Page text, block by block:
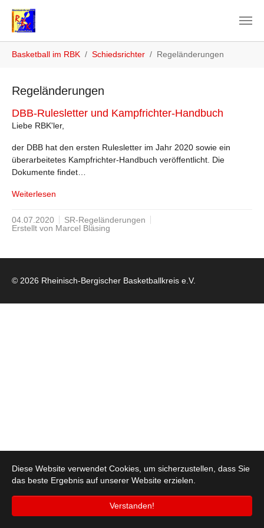
Diese Website verwendet Cookies, um sicherzustellen, dass Sie
das beste Ergebnis auf unserer Website erzielen.
Verstanden!
Basketball im RBK
Schiedsrichter Regeländerungen
Regeländerungen
DBB-Rulesletter und Kampfrichter-Handbuch
Liebe RBK'ler,
der DBB hat den ersten Rulesletter im Jahr 2020 sowie ein
überarbeitetes Kampfrichter-Handbuch veröffentlicht. Die
Dokumente findet…
Weiterlesen
04.07.2020
SR-Regeländerungen
Erstellt von Marcel Bläsing
© 2026 Rheinisch-Bergischer Basketballkreis e.V.